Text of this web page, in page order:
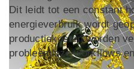
Dit leidt tot een constant
energieverbruik wordt
productiekosten worden
probleemloze workflows